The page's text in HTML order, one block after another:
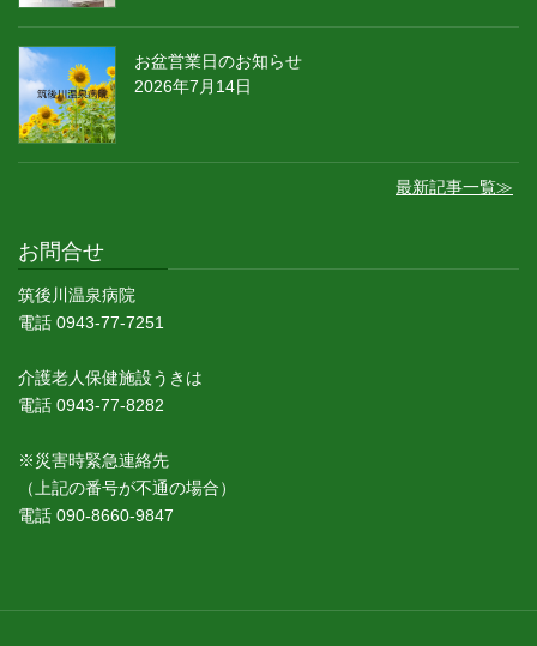
お盆営業日のお知らせ
2026年7月14日
最新記事一覧≫
お問合せ
筑後川温泉病院
電話 0943-77-7251
介護老人保健施設うきは
電話 0943-77-8282
※災害時緊急連絡先
（上記の番号が不通の場合）
電話 090-8660-9847